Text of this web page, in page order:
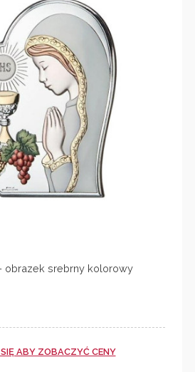
obrazek srebrny kolorowy
ABY ZOBACZYĆ CENY